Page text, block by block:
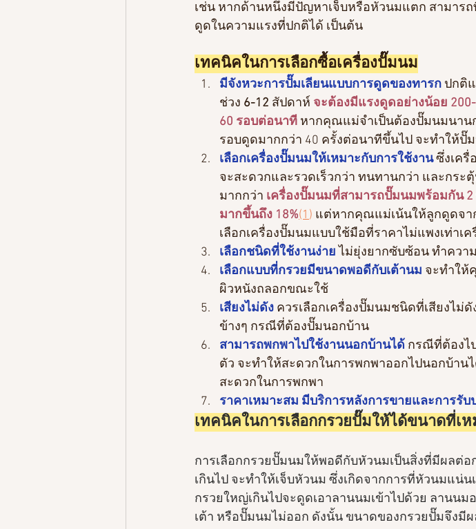
เช่น หากด้านหนึ่งมีปัญหาเจ็บหรือหัวนมแตก สามาร
ดูดในความแรงที่ปกติได้ เป็นต้น
เทคนิคในการเลือกซื้อเครื่องปั๊มนม
มีจังหวะการปั๊มเลียนแบบการดูดของทารก ปกติ
ช่วง 6-12 สัปดาห์ จะต้องมีแรงดูดอย่างน้อย
60 รอบต่อนาที หากคุณแม่จำเป็นต้องปั๊มนมนาน
รอบดูดมากกว่า 40 ครั้งต่อนาทีขึ้นไป จะทำให้ปั๊
เลือกเครื่องปั๊มนมให้เหมาะกับการใช้งาน ซึ่งเครื่
จะสะดวกและรวดเร็วกว่า ทนทานกว่า และกร
มากกว่า เครื่องปั๊มนมที่สามารถปั๊มนมพร้อมกัน
มากขึ้นถึง 18%(1 ) แต่หากคุณแม่เน้นให้ลูกดูดจา
เลือกเครื่องปั๊มนมแบบใช้มือที่ราคาไม่แพงเท่าเ
เลือกชนิดที่ใช้งานง่าย ไม่ยุ่งยากซับซ้อน ทำควา
เลือกแบบที่กรวยมีขนาดพอดีกับเต้านม จะทำให้
ผิวหนังถลอกขณะใช้
เสียงไม่ดัง ควรเลือกเครื่องปั๊มนมชนิดที่เสียงไ
ข้างๆ กรณีที่ต้องปั๊มนอกบ้าน
สามารถพกพาไปใช้งานนอกบ้านได้ กรณีที่ต้องไ
ตัว จะทำให้สะดวกในการพกพาออกไปนอกบ้าน
สะดวกในการพกพา
ราคาเหมาะสม มีบริการหลังการขายและการรั
เทคนิคในการเลือกกรวยปั๊มให้ได้ขนาดที่เ
การเลือกกรวยปั๊มนมให้พอดีกับหัวนมเป็นสิ่งที่มีผลต่อ
เกินไป จะทำให้เจ็บหัวนม ซึ่งเกิดจากการที่หัวนมแน่
กรวยใหญ่เกินไปจะดูดเอาลานนมเข้าไปด้วย ลานน
เต้า หรือปั๊มนมไม่ออก ดังนั้น ขนาดของกรวยปั๊มจึงมี